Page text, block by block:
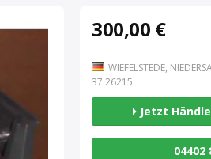
300,00 €
WIEFELSTEDE,
7 26215
Jetzt